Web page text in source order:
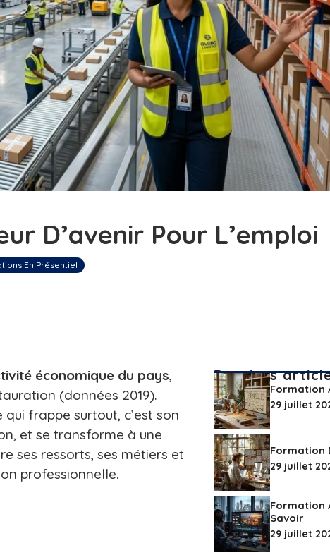
D’avenir Pour L’emploi
En Présentiel
économique du pays,
(données 2019).
frappe surtout, c’est son
et se transforme à une
ses ressorts, ses métiers et
professionnelle.
Derniers
Formation
29 juillet
Formation
29 juillet
Formation
Savoir
29 juillet